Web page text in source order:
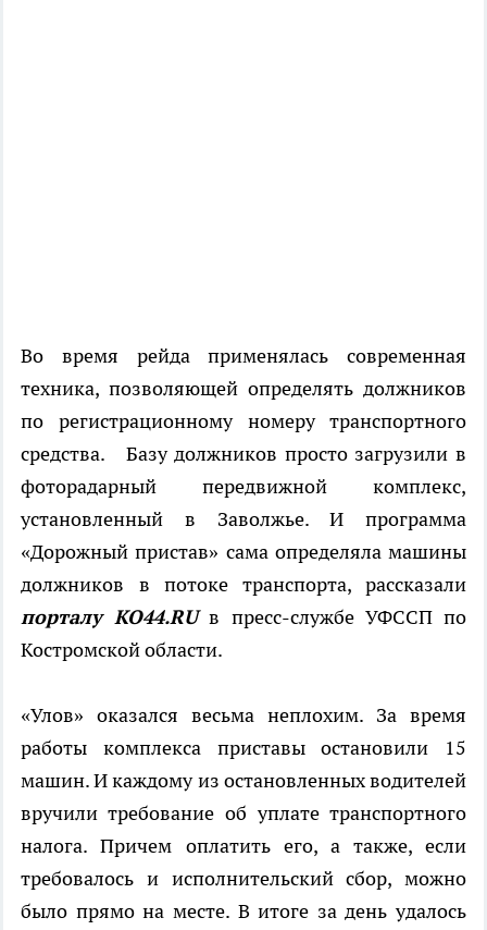
Во время рейда применялась современная
техника, позволяющей определять должников
по регистрационному номеру транспортного
средства. Базу должников просто загрузили в
фоторадарный передвижной комплекс,
установленный в Заволжье. И программа
«Дорожный пристав» сама определяла машины
должников в потоке транспорта, рассказали
порталу КО44.RUв пресс-службе УФССП по
Костромской области.
«Улов» оказался весьма неплохим. За время
работы комплекса приставы остановили 15
машин. И каждому из остановленных водителей
вручили требование об уплате транспортного
налога. Причем оплатить его, а также, если
требовалось и исполнительский сбор, можно
было прямо на месте. В итоге за день удалось